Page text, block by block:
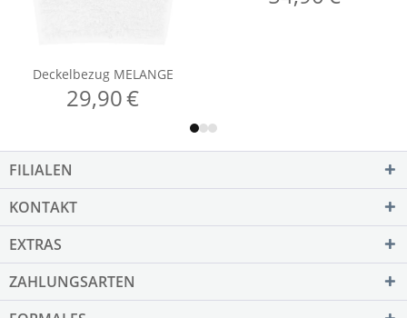
FILIALEN
KONTAKT
EXTRAS
ZAHLUNGSARTEN